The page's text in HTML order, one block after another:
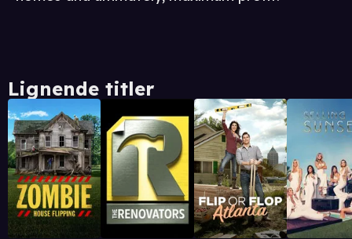
Lignende titler